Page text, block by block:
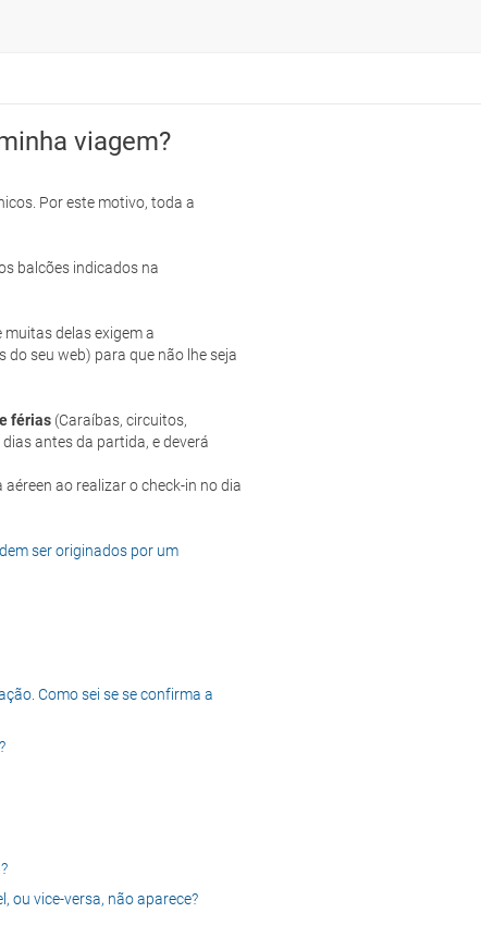
viagem?
Por este motivo, toda a
balcões indicados na
muitas delas exigem a
seu web) para que não lhe seja
férias (Caraíbas, circuitos,
antes da partida, e deverá
ser originados por um
Como sei se se confirma a
ou vice-versa, não aparece?